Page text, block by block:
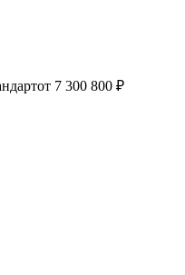
от 7 300 800 ₽